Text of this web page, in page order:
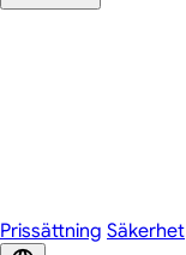
Prissättning Säkerhet